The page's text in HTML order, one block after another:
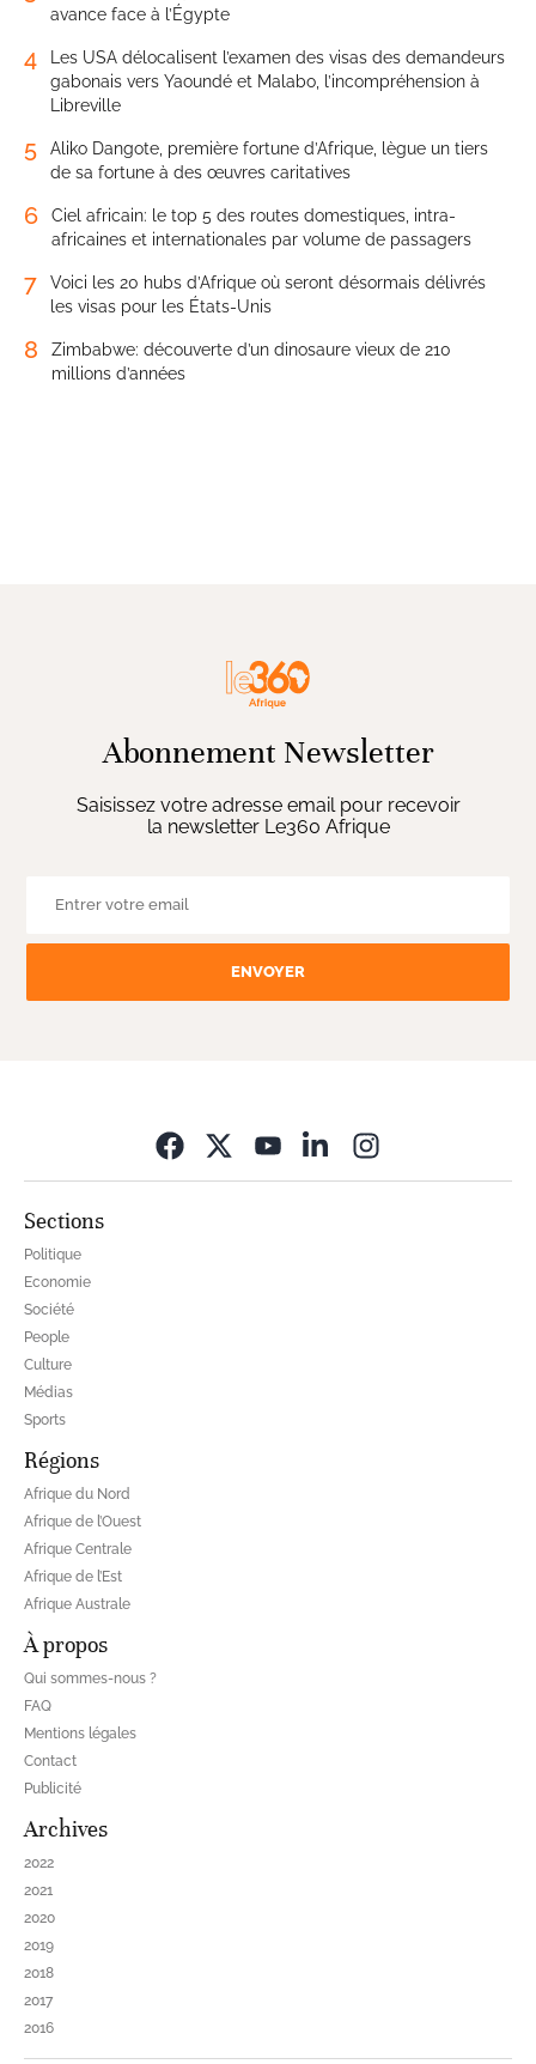
avance face à l’Égypte
4
Les USA délocalisent l’examen des visas des demandeurs
gabonais vers Yaoundé et Malabo, l’incompréhension à
Libreville
5
Aliko Dangote, première fortune d’Afrique, lègue un tiers
de sa fortune à des œuvres caritatives
6
Ciel africain: le top 5 des routes domestiques, intra-
africaines et internationales par volume de passagers
7
Voici les 20 hubs d’Afrique où seront désormais délivrés
les visas pour les États-Unis
8
Zimbabwe: découverte d’un dinosaure vieux de 210
millions d’années
Abonnement Newsletter
Saisissez votre adresse email pour recevoir
la newsletter Le360 Afrique
ENVOYER
Sections
Politique
Economie
Société
People
Culture
Médias
Sports
Régions
Afrique du Nord
Afrique de l’Ouest
Afrique Centrale
Afrique de l’Est
Afrique Australe
À propos
Qui sommes-nous ?
FAQ
Mentions légales
Contact
Publicité
Archives
2022
2021
2020
2019
2018
2017
2016